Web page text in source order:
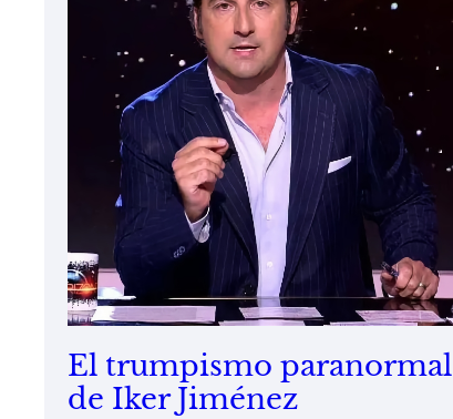
El trumpismo paranormal
de Iker Jiménez